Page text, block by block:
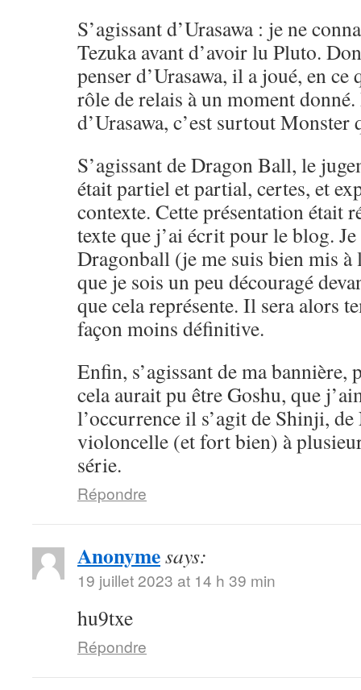
S’agissant d’Urasawa : je ne
Tezuka avant d’avoir lu Pluto.
penser d’Urasawa, il a joué, en
rôle de relais à un moment
d’Urasawa, c’est surtout Monster
S’agissant de Dragon Ball, le
était partiel et partial, certes, et
contexte. Cette présentation était
texte que j’ai écrit pour le blog.
Dragonball (je me suis bien mis
que je sois un peu découragé
que cela représente. Il sera alors
façon moins définitive.
Enfin, s’agissant de ma
cela aurait pu être Goshu, que
l’occurrence il s’agit de Shinji,
violoncelle (et fort bien) à
série.
Répondre
Anonymesays:
19 juillet 2023 at 14 h 39 min
hu9txe
Répondre